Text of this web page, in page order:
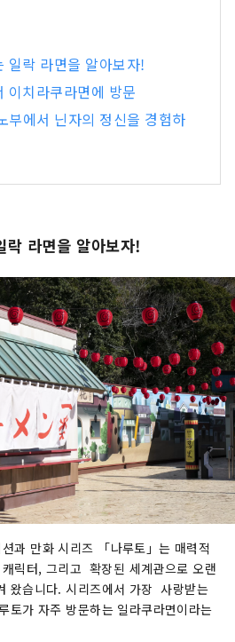
PR effort by Pasona Group.
일락 라면을 알아보자!
이치라쿠라면에 방문
부에서 닌자의 정신을 경험하
락 라면을 알아보자!
과 만화 시리즈 「나루토」는 매력적
릭터, 그리고 확장된 세계관으로 오랜
왔습니다. 시리즈에서 가장 사랑받는
토가 자주 방문하는 일라쿠라면이라는